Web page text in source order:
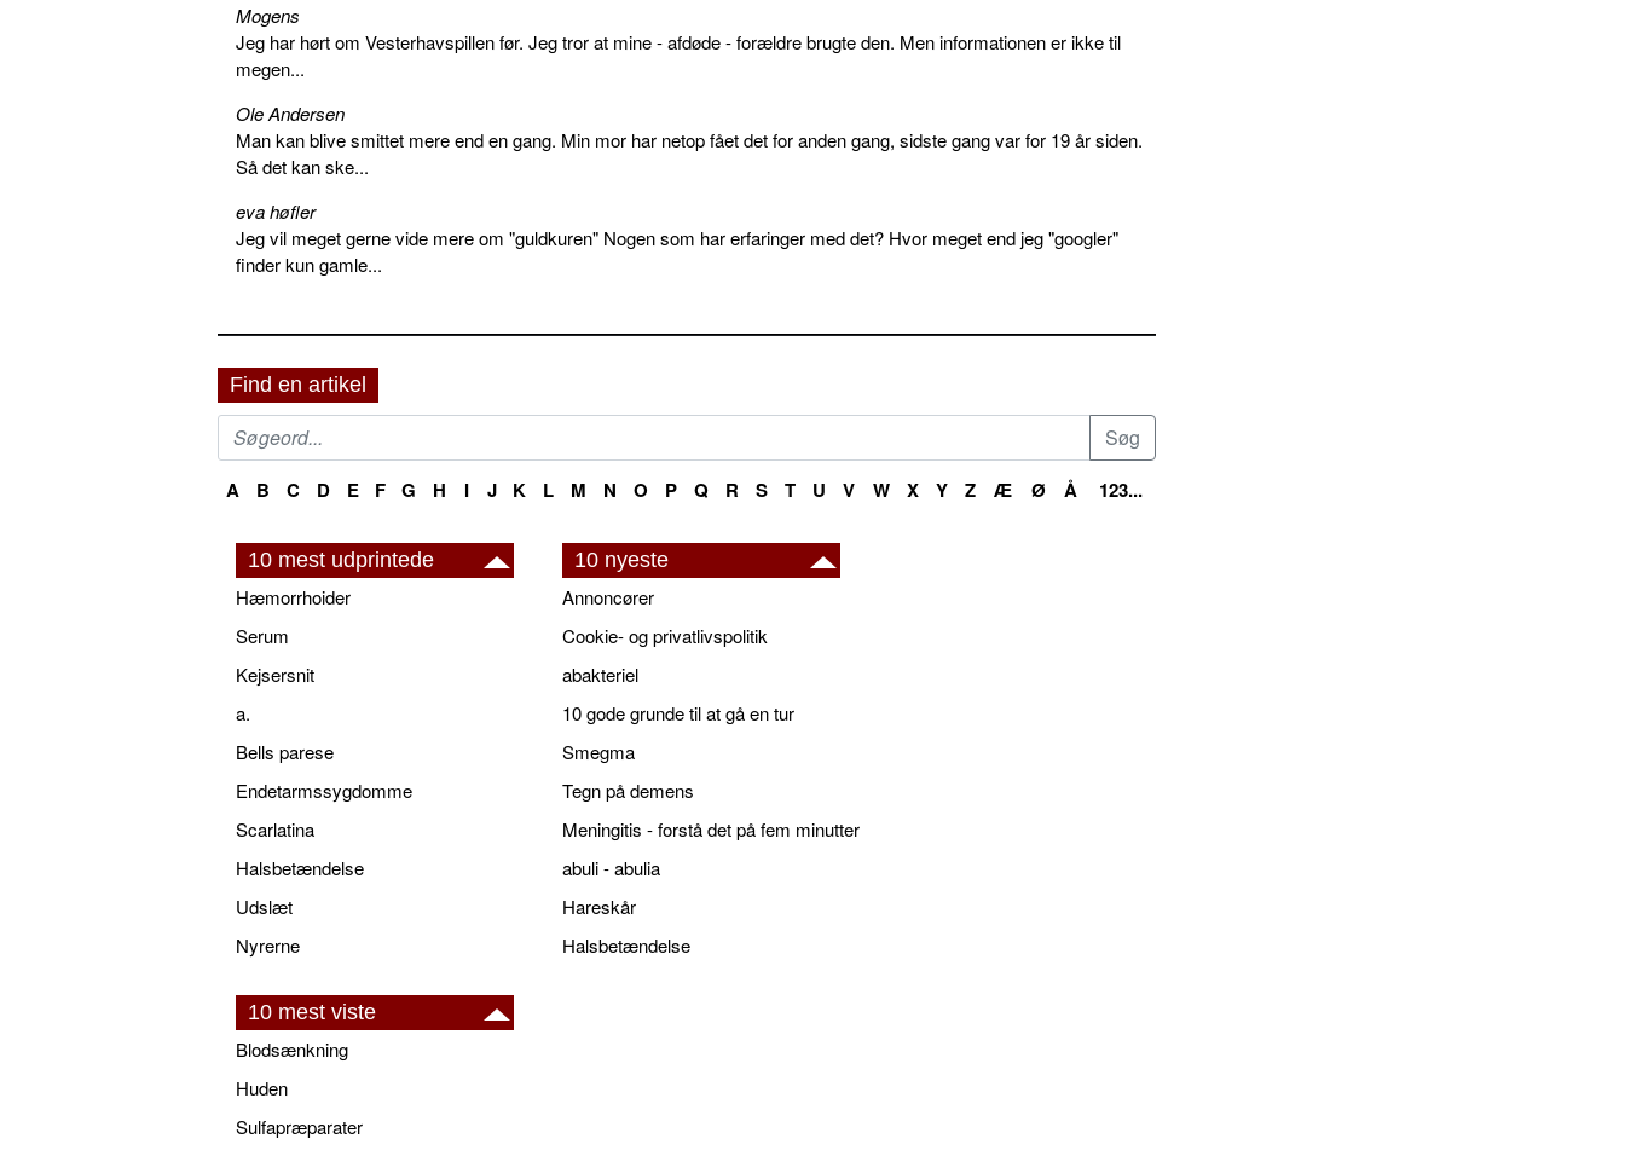
Mogens
Jeg har hørt om Vesterhavspillen før. Jeg tror at mine - afdøde - forældre brugte den. Men informationen er ikke til
megen...
Ole Andersen
Man kan blive smittet mere end en gang. Min mor har netop fået det for anden gang, sidste gang var for 19 år siden.
Så det kan ske...
eva høfler
Jeg vil meget gerne vide mere om "guldkuren" Nogen som har erfaringer med det? Hvor meget end jeg "googler"
finder kun gamle...
Find en artikel
A B C D E F G H I J K L M N O P Q R S T U V W X Y Z Æ Ø Å 123...
10 mest udprintede
Hæmorrhoider
Serum
Kejsersnit
a.
Bells parese
Endetarmssygdomme
Scarlatina
Halsbetændelse
Udslæt
Nyrerne
10 nyeste
Annoncører
Cookie- og privatlivspolitik
abakteriel
10 gode grunde til at gå en tur
Smegma
Tegn på demens
Meningitis - forstå det på fem minutter
abuli - abulia
Hareskår
Halsbetændelse
10 mest viste
Blodsænkning
Huden
Sulfapræparater